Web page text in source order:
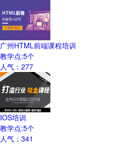
广州HTML前端课程培训
教学点:5个
人气： 277
IOS培训
教学点:5个
人气： 341